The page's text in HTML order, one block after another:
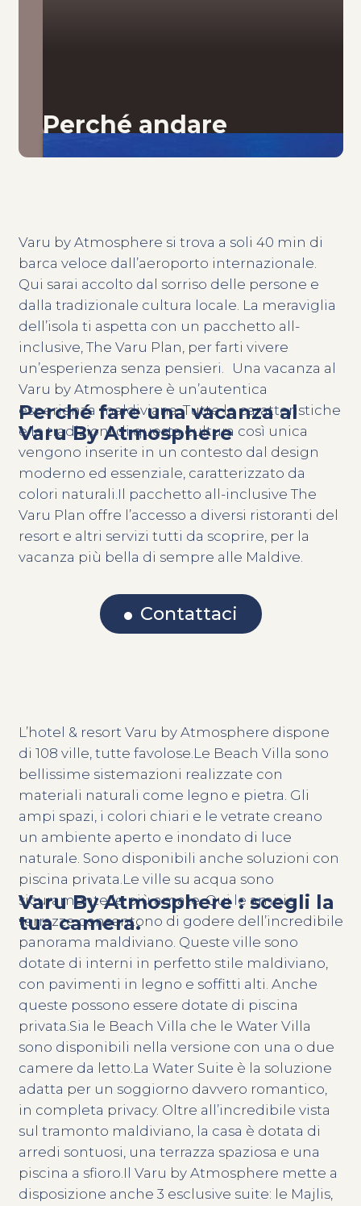
Perché andare
Perché fare una vacanza al
Varu By Atmosphere
Varu by Atmosphere si trova a soli 40 min di
barca veloce dall’aeroporto internazionale.
Qui sarai accolto dal sorriso delle persone e
dalla tradizionale cultura locale. La meraviglia
dell’isola ti aspetta con un pacchetto all-
inclusive, The Varu Plan, per farti vivere
un’esperienza senza pensieri. Una vacanza al
Varu by Atmosphere è un’autentica
esperienza maldiviana. Tutte le caratteristiche
e le tradizioni di questa cultura così unica
vengono inserite in un contesto dal design
moderno ed essenziale, caratterizzato da
colori naturali.Il pacchetto all-inclusive The
Varu Plan offre l’accesso a diversi ristoranti del
resort e altri servizi tutti da scoprire, per la
vacanza più bella di sempre alle Maldive.
Contattaci
Varu By Atmosphere : scegli la
tua camera.
L’hotel & resort Varu by Atmosphere dispone
di 108 ville, tutte favolose.Le Beach Villa sono
bellissime sistemazioni realizzate con
materiali naturali come legno e pietra. Gli
ampi spazi, i colori chiari e le vetrate creano
un ambiente aperto e inondato di luce
naturale. Sono disponibili anche soluzioni con
piscina privata.Le ville su acqua sono
sicuramente le più amate. Qui le ampie
terrazze consentono di godere dell’incredibile
panorama maldiviano. Queste ville sono
dotate di interni in perfetto stile maldiviano,
con pavimenti in legno e soffitti alti. Anche
queste possono essere dotate di piscina
privata.Sia le Beach Villa che le Water Villa
sono disponibili nella versione con una o due
camere da letto.La Water Suite è la soluzione
adatta per un soggiorno davvero romantico,
in completa privacy. Oltre all’incredibile vista
sul tramonto maldiviano, la casa è dotata di
arredi sontuosi, una terrazza spaziosa e una
piscina a sfioro.Il Varu by Atmosphere mette a
disposizione anche 3 esclusive suite: le Majlis,